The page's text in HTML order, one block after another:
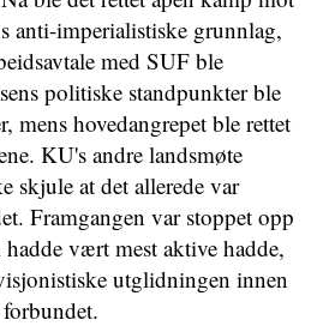
anti-imperialistiske grunnlag,
med SUF ble
politiske standpunkter ble
mens hovedangrepet ble rettet
KU's andre landsmøte
skjule at det allerede var
Framgangen var stoppet opp
vært mest aktive hadde,
utglidningen innen